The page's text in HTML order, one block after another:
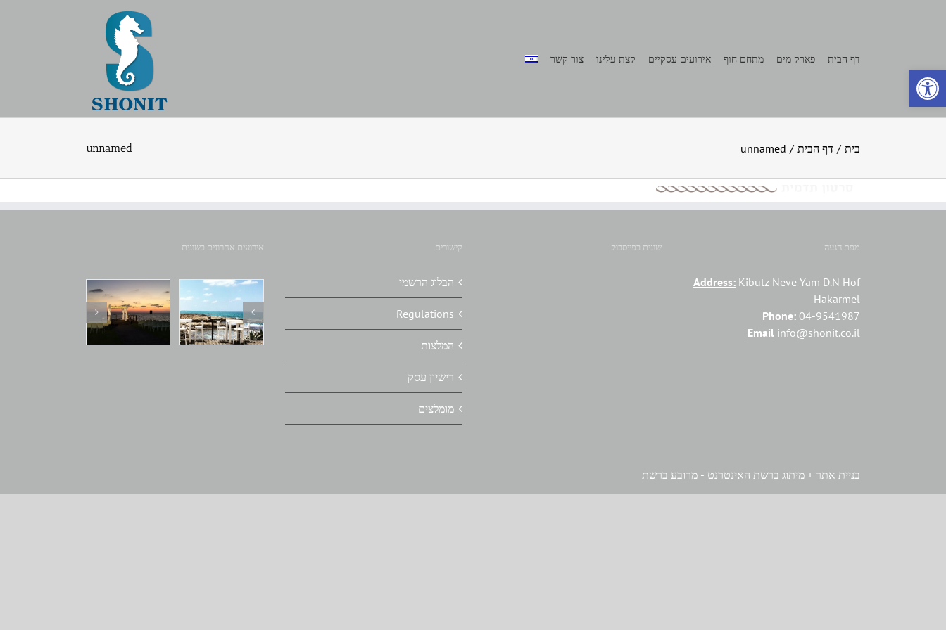
פתח סרגל נגישות
דף הבית פארק מים מתחם חוף אירועים עסקיים קצת עלינו צור קשר
unnamed בית / דף הבית /
unnamed
מפת הגעה
Address: Kibutz Neve Yam D.N Hof
Hakarmel
Phone: 04-9541987
Email info@shonit.co.il
שונית בפייסבוק קישורים
הבלוג הרשמי
Regulations
המלצות
רישיון עסק
מומלצים
אירועים אחרונים בשונית
בניית אתר + מיתוג ברשת האינטרנט - מרובע ברשת